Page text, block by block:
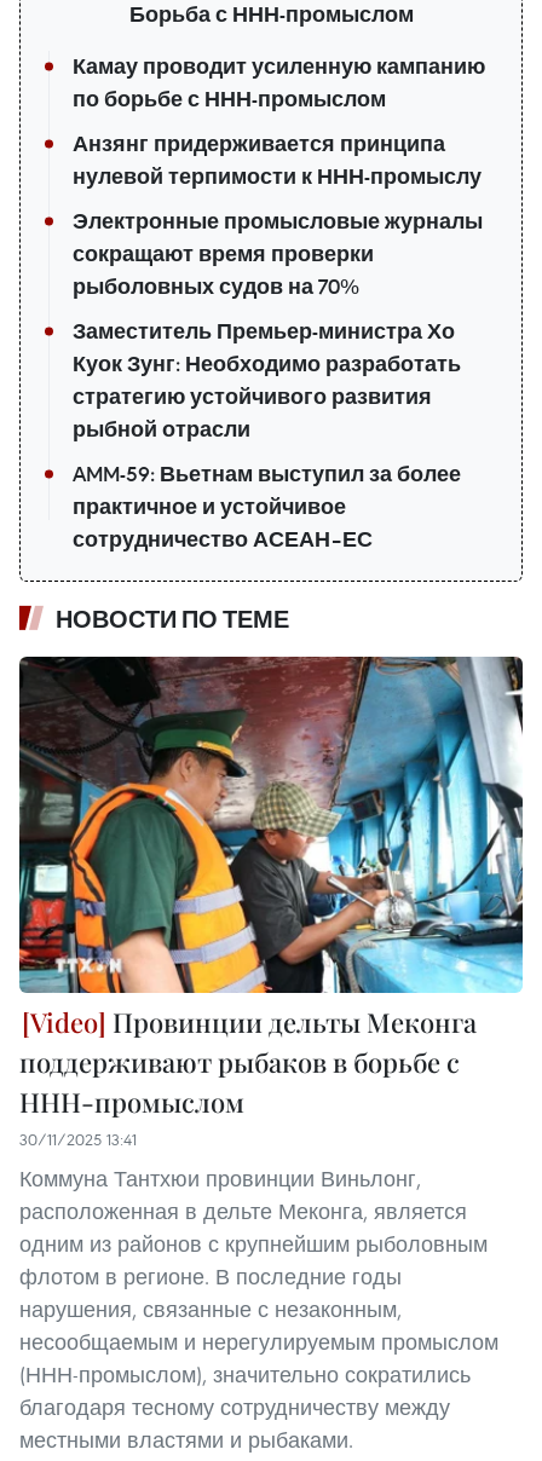
Борьба с ННН-промыслом
Камау проводит усиленную кампанию
по борьбе с ННН-промыслом
Анзянг придерживается принципа
нулевой терпимости к ННН-промыслу
Электронные промысловые журналы
сокращают время проверки
рыболовных судов на 70%
Заместитель Премьер-министра Хо
Куок Зунг: Необходимо разработать
стратегию устойчивого развития
рыбной отрасли
AMM-59: Вьетнам выступил за более
практичное и устойчивое
сотрудничество АСЕАН–ЕС
НОВОСТИ ПО ТЕМЕ
Провинции дельты Меконга
поддерживают рыбаков в борьбе с
ННН-промыслом
30/11/2025 13:41
Коммуна Тантхюи провинции Виньлонг,
расположенная в дельте Меконга, является
одним из районов с крупнейшим рыболовным
флотом в регионе. В последние годы
нарушения, связанные с незаконным,
несообщаемым и нерегулируемым промыслом
(ННН-промыслом), значительно сократились
благодаря тесному сотрудничеству между
местными властями и рыбаками.